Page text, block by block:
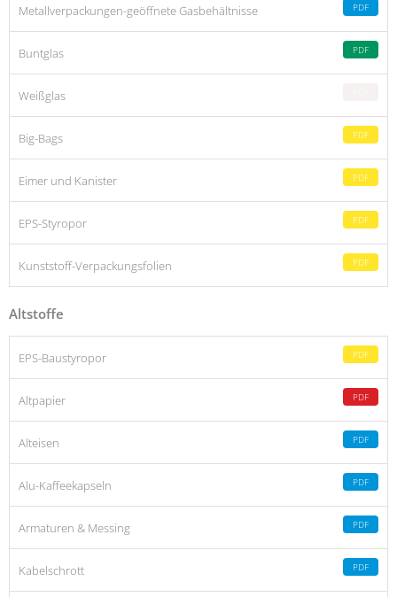
Metallverpackungen-geöffnete Gasbehältnisse PDF
Buntglas PDF
Weißglas
Big-Bags PDF
Eimer und Kanister PDF
EPS-Styropor PDF
Kunststoff-Verpackungsfolien PDF
Altstoffe
EPS-Baustyropor PDF
Altpapier PDF
Alteisen PDF
Alu-Kaffeekapseln PDF
Armaturen & Messing PDF
Kabelschrott PDF